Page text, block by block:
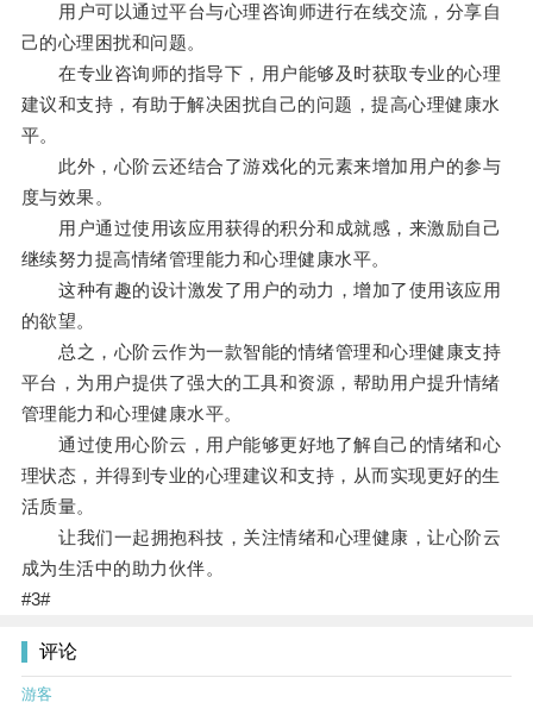
用户可以通过平台与心理咨询师进行在线交流，分享自
己的心理困扰和问题。
在专业咨询师的指导下，用户能够及时获取专业的心理
建议和支持，有助于解决困扰自己的问题，提高心理健康水
平。
此外，心阶云还结合了游戏化的元素来增加用户的参与
度与效果。
用户通过使用该应用获得的积分和成就感，来激励自己
继续努力提高情绪管理能力和心理健康水平。
这种有趣的设计激发了用户的动力，增加了使用该应用
的欲望。
总之，心阶云作为一款智能的情绪管理和心理健康支持
平台，为用户提供了强大的工具和资源，帮助用户提升情绪
管理能力和心理健康水平。
通过使用心阶云，用户能够更好地了解自己的情绪和心
理状态，并得到专业的心理建议和支持，从而实现更好的生
活质量。
让我们一起拥抱科技，关注情绪和心理健康，让心阶云
成为生活中的助力伙伴。
#3#
评论
游客